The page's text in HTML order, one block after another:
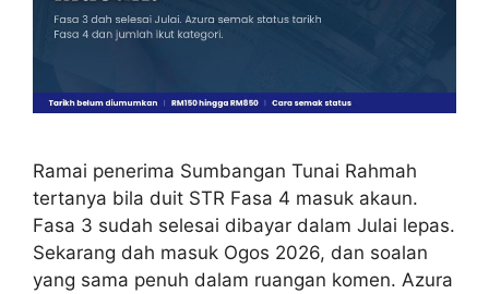
Ramai penerima Sumbangan Tunai Rahmah
tertanya bila duit STR Fasa 4 masuk akaun.
Fasa 3 sudah selesai dibayar dalam Julai lepas.
Sekarang dah masuk Ogos 2026, dan soalan
yang sama penuh dalam ruangan komen. Azura